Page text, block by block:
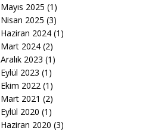
Mayıs 2025 (1)
Nisan 2025 (3)
Haziran 2024 (1)
Mart 2024 (2)
Aralık 2023 (1)
Eylül 2023 (1)
Ekim 2022 (1)
Mart 2021 (2)
Eylül 2020 (1)
Haziran 2020 (3)